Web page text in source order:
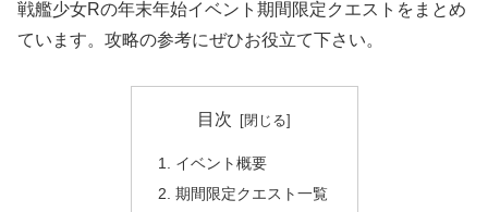
戦艦少女Rの年末年始イベント期間限定クエストをまとめ
ています。攻略の参考にぜひお役立て下さい。
目次
イベント概要
期間限定クエスト一覧